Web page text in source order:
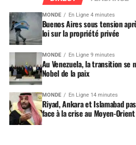
MONDE En Ligne 4 minutes
Buenos Aires sous tension
loi sur la propriété privée
MONDE En Ligne 9 minutes
Au Venezuela, la transition se
Nobel de la paix
MONDE En Ligne 14 minutes
Riyad, Ankara et Islamabad
face à la crise au Moyen-Orient